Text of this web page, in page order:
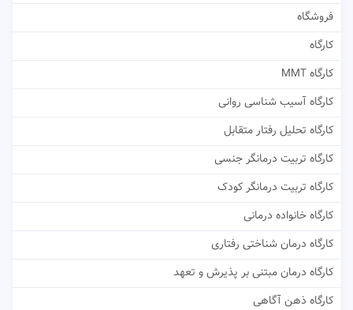
فروشگاه
کارگاه
کارگاه MMT
کارگاه آسیب شناسی روانی
کارگاه تحلیل رفتار متقابل
کارگاه تربیت درمانگر جنسی
کارگاه تربیت درمانگر کودک
کارگاه خانواده درمانی
کارگاه درمان شناختی رفتاری
کارگاه درمان مبتنی بر پذیرش و تعهد
کارگاه ذهن آگاهی